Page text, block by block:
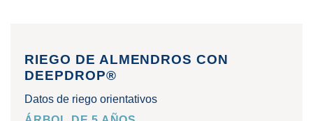
RIEGO DE ALMENDROS CON
DEEPDROP®
Datos de riego orientativos